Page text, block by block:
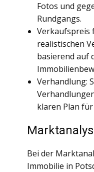
Fotos und
Rundgangs.
Verkaufspreis
realistischen
basierend auf
Verhandlung:
klaren Plan
Bei der
Immobilie in